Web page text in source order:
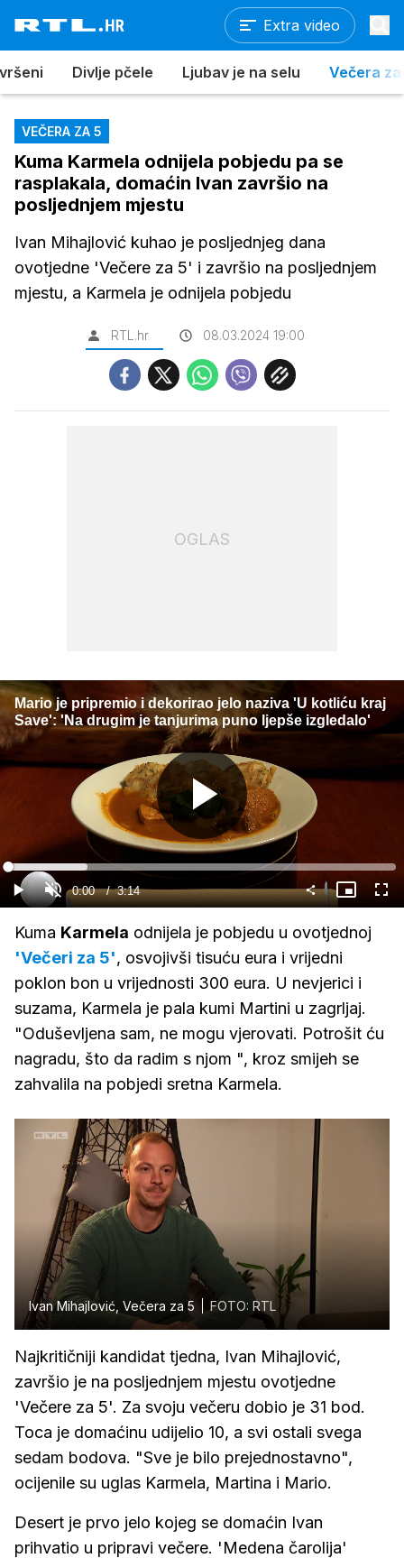
Extra video
Divlje pčele Ljubav je na selu Večera za
VEČERA ZA 5
Kuma Karmela odnijela pobjedu pa se
rasplakala, domaćin Ivan završio na
posljednjem mjestu
Ivan Mihajlović kuhao je posljednjeg dana
ovotjedne 'Večere za 5' i završio na posljednjem
mjestu, a Karmela je odnijela pobjedu
RTL.hr 08.03.2024 19:00
OGLAS
Mario je pripremio i dekorirao jelo naziva 'U kotliću kraj
Save': 'Na drugim je tanjurima puno ljepše izgledalo'
Gledaj
GledajUpali
zvuk
Current
Time
0:00 / Duration
3:14
Loaded:
20.46%
Slika
u
Kuma Karmela odnijela je pobjedu u ovotjednoj
'Večeri za 5', osvojivši tisuću eura i vrijedni
poklon bon u vrijednosti 300 eura. U nevjerici i
suzama, Karmela je pala kumi Martini u zagrljaj.
"Oduševljena sam, ne mogu vjerovati. Potrošit ću
nagradu, što da radim s njom ", kroz smijeh se
zahvalila na pobjedi sretna Karmela.
Ivan Mihajlović, Večera za 5 FOTO: RTL
Najkritičniji kandidat tjedna, Ivan Mihajlović,
završio je na posljednjem mjestu ovotjedne
'Večere za 5'. Za svoju večeru dobio je 31 bod.
Toca je domaćinu udijelio 10, a svi ostali svega
sedam bodova. "Sve je bilo prejednostavno",
ocijenile su uglas Karmela, Martina i Mario.
Desert je prvo jelo kojeg se domaćin Ivan
prihvatio u pripravi večere. 'Medena čarolija'